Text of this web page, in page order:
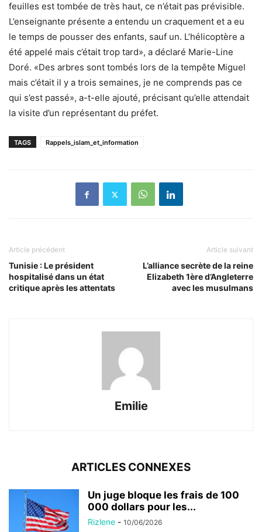
feuilles est tombée de très haut, ce n’était pas prévisible.
L’enseignante présente a entendu un craquement et a eu
le temps de pousser des enfants, sauf un. L’hélicoptère a
été appelé mais c’était trop tard», a déclaré Marie-Line
Doré. «Des arbres sont tombés lors de la tempête Miguel
mais c’était il y a trois semaines, je ne comprends pas ce
qui s’est passé», a-t-elle ajouté, précisant qu’elle attendait
la visite d’un représentant du préfet.
TAGS Rappels_islam_et_information
Article précédent
Tunisie : Le président
hospitalisé dans un état
critique après les attentats
Article suivant
L’alliance secrète de la reine
Elizabeth 1ère d’Angleterre
avec les musulmans
Emilie
ARTICLES CONNEXES
Un juge bloque les frais de 100
000 dollars pour les...
Rizlene - 10/06/2026